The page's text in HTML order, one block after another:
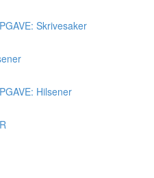
Skrivesaker
Hilsener